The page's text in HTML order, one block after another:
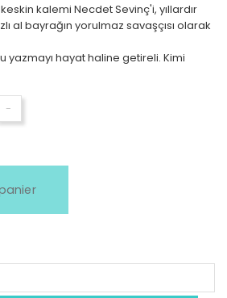
keskin kalemi Necdet Sevinç'i, yıllardır
al bayrağın yorulmaz savaşçısı olarak
yazmayı hayat haline getireli. Kimi
-